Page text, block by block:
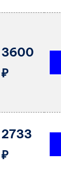
3600
₽
2733
₽